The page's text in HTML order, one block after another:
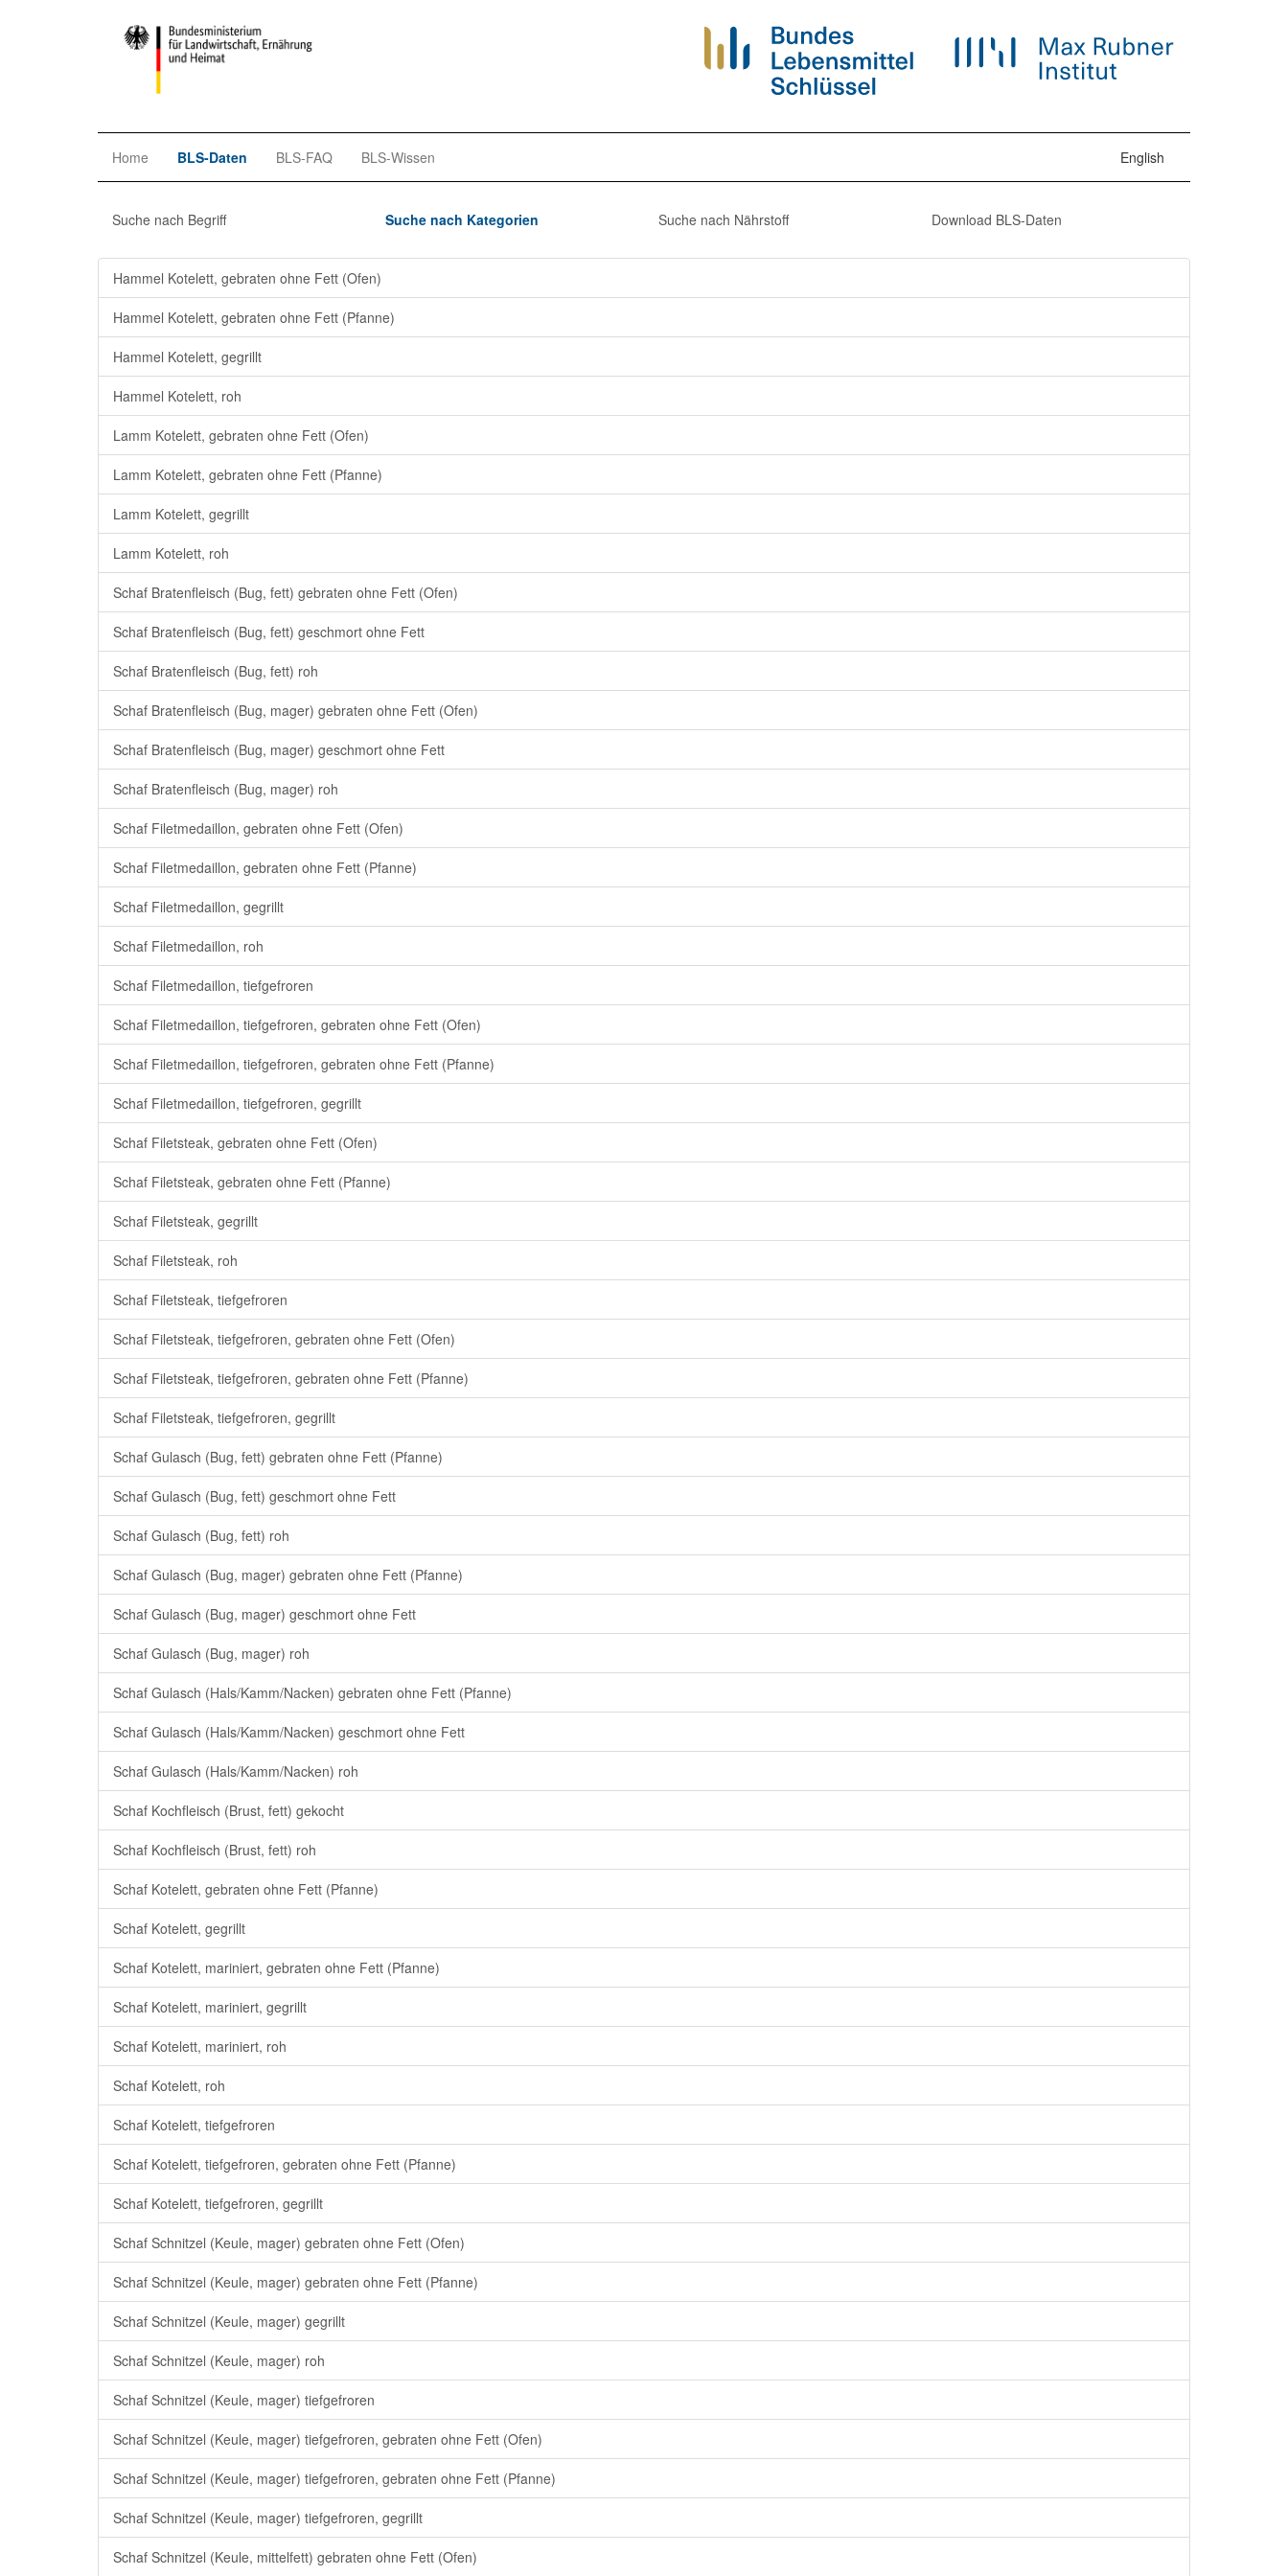
Home BLS-Daten BLS-FAQ BLS-Wissen English
Suche nach Begriff Suche nach Kategorien Suche nach Nährstoff Download BLS-Daten
Hammel Kotelett, gebraten ohne Fett (Ofen)
Hammel Kotelett, gebraten ohne Fett (Pfanne)
Hammel Kotelett, gegrillt
Hammel Kotelett, roh
Lamm Kotelett, gebraten ohne Fett (Ofen)
Lamm Kotelett, gebraten ohne Fett (Pfanne)
Lamm Kotelett, gegrillt
Lamm Kotelett, roh
Schaf Bratenfleisch (Bug, fett) gebraten ohne Fett (Ofen)
Schaf Bratenfleisch (Bug, fett) geschmort ohne Fett
Schaf Bratenfleisch (Bug, fett) roh
Schaf Bratenfleisch (Bug, mager) gebraten ohne Fett (Ofen)
Schaf Bratenfleisch (Bug, mager) geschmort ohne Fett
Schaf Bratenfleisch (Bug, mager) roh
Schaf Filetmedaillon, gebraten ohne Fett (Ofen)
Schaf Filetmedaillon, gebraten ohne Fett (Pfanne)
Schaf Filetmedaillon, gegrillt
Schaf Filetmedaillon, roh
Schaf Filetmedaillon, tiefgefroren
Schaf Filetmedaillon, tiefgefroren, gebraten ohne Fett (Ofen)
Schaf Filetmedaillon, tiefgefroren, gebraten ohne Fett (Pfanne)
Schaf Filetmedaillon, tiefgefroren, gegrillt
Schaf Filetsteak, gebraten ohne Fett (Ofen)
Schaf Filetsteak, gebraten ohne Fett (Pfanne)
Schaf Filetsteak, gegrillt
Schaf Filetsteak, roh
Schaf Filetsteak, tiefgefroren
Schaf Filetsteak, tiefgefroren, gebraten ohne Fett (Ofen)
Schaf Filetsteak, tiefgefroren, gebraten ohne Fett (Pfanne)
Schaf Filetsteak, tiefgefroren, gegrillt
Schaf Gulasch (Bug, fett) gebraten ohne Fett (Pfanne)
Schaf Gulasch (Bug, fett) geschmort ohne Fett
Schaf Gulasch (Bug, fett) roh
Schaf Gulasch (Bug, mager) gebraten ohne Fett (Pfanne)
Schaf Gulasch (Bug, mager) geschmort ohne Fett
Schaf Gulasch (Bug, mager) roh
Schaf Gulasch (Hals/Kamm/Nacken) gebraten ohne Fett (Pfanne)
Schaf Gulasch (Hals/Kamm/Nacken) geschmort ohne Fett
Schaf Gulasch (Hals/Kamm/Nacken) roh
Schaf Kochfleisch (Brust, fett) gekocht
Schaf Kochfleisch (Brust, fett) roh
Schaf Kotelett, gebraten ohne Fett (Pfanne)
Schaf Kotelett, gegrillt
Schaf Kotelett, mariniert, gebraten ohne Fett (Pfanne)
Schaf Kotelett, mariniert, gegrillt
Schaf Kotelett, mariniert, roh
Schaf Kotelett, roh
Schaf Kotelett, tiefgefroren
Schaf Kotelett, tiefgefroren, gebraten ohne Fett (Pfanne)
Schaf Kotelett, tiefgefroren, gegrillt
Schaf Schnitzel (Keule, mager) gebraten ohne Fett (Ofen)
Schaf Schnitzel (Keule, mager) gebraten ohne Fett (Pfanne)
Schaf Schnitzel (Keule, mager) gegrillt
Schaf Schnitzel (Keule, mager) roh
Schaf Schnitzel (Keule, mager) tiefgefroren
Schaf Schnitzel (Keule, mager) tiefgefroren, gebraten ohne Fett (Ofen)
Schaf Schnitzel (Keule, mager) tiefgefroren, gebraten ohne Fett (Pfanne)
Schaf Schnitzel (Keule, mager) tiefgefroren, gegrillt
Schaf Schnitzel (Keule, mittelfett) gebraten ohne Fett (Ofen)